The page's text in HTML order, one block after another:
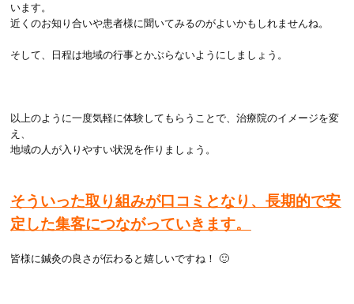
います。
近くのお知り合いや患者様に聞いてみるのがよいかもしれませんね。
そして、日程は地域の行事とかぶらないようにしましょう。
以上のように一度気軽に体験してもらうことで、治療院のイメージを変
え、
地域の人が入りやすい状況を作りましょう。
そういった取り組みが口コミとなり、長期的で安
定した集客につながっていきます。
皆様に鍼灸の良さが伝わると嬉しいですね！ 🙂